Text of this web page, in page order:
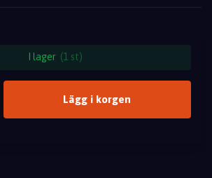
I lager (1 st)
Lägg i korgen